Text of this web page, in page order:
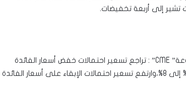
تشير إلى أربعة تخفيضات.
•عقب الاجتماع ، وفقًا لأداة “فيد ووتش” التابعة لمجموعة‎ ‎‎”‎‏CME‏‎”‎‏ : تراجع تسعير احتمالات خفض أسعار الفائدة
الأمريكية بنحو 25 نقطة ‏أساس فى اجتماع يناير من 20% إلى 8%،وارتفع تسعير احتمالات الإبقاء على أسعار الفائدة